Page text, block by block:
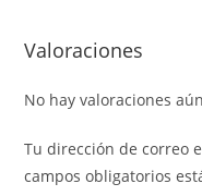
Valoraciones
No hay valoraciones
Tu dirección de correo
campos obligatorios